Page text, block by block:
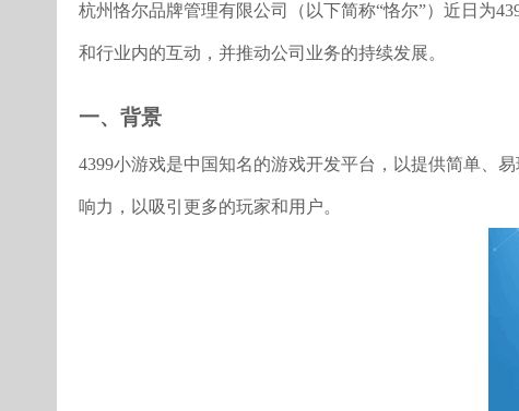
杭州恪尔品牌管理有限公司（以下简称“恪尔”）近日为
和行业内的互动，并推动公司业务的持续发展。
一、背景
4399小游戏是中国知名的游戏开发平台，以提供简单、
响力，以吸引更多的玩家和用户。